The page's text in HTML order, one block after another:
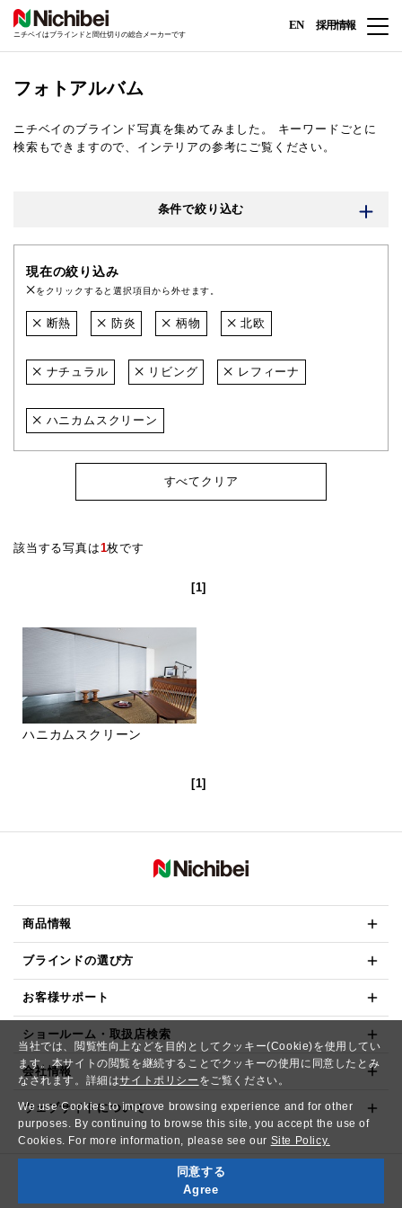
当社では、閲覧性向上などを目的としてクッキー(Cookie)を使用してい
ます。本サイトの閲覧を継続することでクッキーの使用に同意したとみ
なされます。詳細はサイトポリシー をご覧ください。
We use Cookies to improve browsing experience and for other
purposes. By continuing to browse this site, you accept the use of
Cookies. For more information, please see our Site Policy.
同意する
Agree
ニチベイはブラインドと間仕切りの総合メーカーです
EN 採用情報
フォトアルバム
ニチベイのブラインド写真を集めてみました。
キーワードごとに
検索もできますので、インテリアの参考にご覧ください。
条件で絞り込む
現在の絞り込み
をクリックすると選択項目から外せます。
断熱 防炎 柄物 北欧
ナチュラル リビング レフィーナ
ハニカムスクリーン
すべてクリア
該当する写真は1枚です
[1]
ハニカムスクリーン
[1]
商品情報
ブラインドの選び方
お客様サポート
ショールーム・取扱店検索
会社情報
ウェブサイトについて
Copyright© NICHIBEI CO.,LTD. All Rights Reserved.